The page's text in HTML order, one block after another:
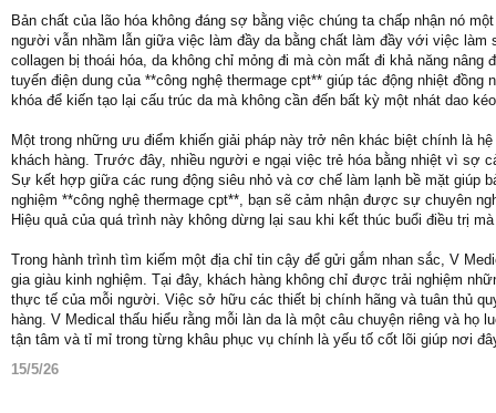
Bản chất của lão hóa không đáng sợ bằng việc chúng ta chấp nhận nó
người vẫn nhầm lẫn giữa việc làm đầy da bằng chất làm đầy với việc
collagen bị thoái hóa, da không chỉ mỏng đi mà còn mất đi khả năng
tuyến điện dung của **công nghệ thermage cpt** giúp tác động nhiệt
khóa để kiến tạo lại cấu trúc da mà không cần đến bất kỳ một nhát dao
Một trong những ưu điểm khiến giải pháp này trở nên khác biệt chính là
khách hàng. Trước đây, nhiều người e ngại việc trẻ hóa bằng nhiệt vì sợ
Sự kết hợp giữa các rung động siêu nhỏ và cơ chế làm lạnh bề mặt giúp
nghiệm **công nghệ thermage cpt**, bạn sẽ cảm nhận được sự chuyên
Hiệu quả của quá trình này không dừng lại sau khi kết thúc buổi điều trị
Trong hành trình tìm kiếm một địa chỉ tin cậy để gửi gắm nhan sắc, V
gia giàu kinh nghiệm. Tại đây, khách hàng không chỉ được trải nghiệm
thực tế của mỗi người. Việc sở hữu các thiết bị chính hãng và tuân thủ
hàng. V Medical thấu hiểu rằng mỗi làn da là một câu chuyện riêng và
tận tâm và tỉ mỉ trong từng khâu phục vụ chính là yếu tố cốt lõi giúp nơi
15/5/26